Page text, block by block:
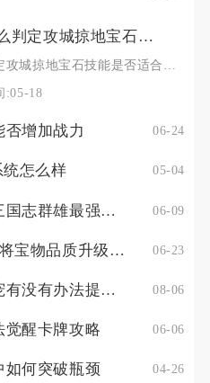
怎么判定攻城掠地宝石技能是否适合
:05-18
否增加战力 06-24
怎么样 05-04
有哪些天赋适合少年三国志群雄最强阵容 06-09
如何在少年三国志2中将宝物品质升级至金色 06-23
花千骨手游孟玄朗灵宠有没有办法提高其出战的生存能力 08-06
觉醒卡牌攻略 06-06
如何突破瓶颈 04-26